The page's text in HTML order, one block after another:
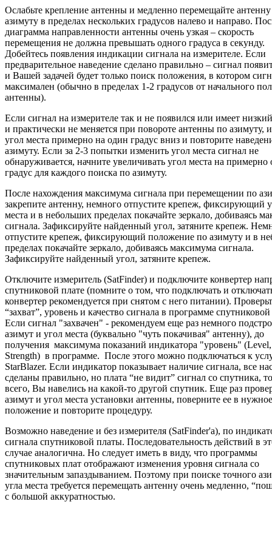
Ослабьте крепление антенны и медленно перемещайте
азимуту в пределах нескольких градусов налево и направо.
диаграмма направленности антенны очень узкая – скорость
перемещения не должна превышать одного градуса в секунду.
Добейтесь появления индикации сигнала на измерителе. Если
предварительное наведение сделано правильно – сигнал
и Вашей задачей будет только поиск положения, в котором
максимален (обычно в пределах 1-2 градусов от начального
антенны).
Если сигнал на измерителе так и не появился или имеет
и практически не меняется при повороте антенны по азимуту,
угол места примерно на один градус вниз и повторите
азимуту. Если за 2-3 попытки изменить угол места сигнал не
обнаруживается, начните увеличивать угол места на примерно
градус для каждого поиска по азимуту.
После нахождения максимума сигнала при перемещении по
закрепите антенну, немного отпустите крепеж, фиксирующий
места и в небольших пределах покачайте зеркало, добиваясь
сигнала. Зафиксируйте найденный угол, затяните крепеж.
отпустите крепеж, фиксирующий положение по азимуту и в
пределах покачайте зеркало, добиваясь максимума сигнала.
Зафиксируйте найденный угол, затяните крепеж.
Отключите измеритель (SatFinder) и подключите конвертер
спутниковой плате (помните о том, что подключать и
конвертер рекомендуется при снятом с него питании).
“захват”, уровень и качество сигнала в программе
Если cигнал "захвачен" - рекомендуем еще раз немного
азимут и угол места (буквально "чуть покачивая" антенну), до
получения максимума показаний индикатора "уровень" (Level,
Strength) в программе. После этого можно подключаться к
StarBlazer. Если индикатор показывает наличие сигнала, все
сделаны правильно, но плата “не видит” сигнал со спутника,
всего, Вы навелись на какой-то другой спутник. Еще раз
азимут и угол места установки антенны, поверните ее в нужное
положение и повторите процедуру.
Возможно наведение и без измерителя (SatFinder'а), по
сигнала спутниковой платы. Последовательность действий в
случае аналогична. Но следует иметь в виду, что программы
спутниковых плат отображают изменения уровня сигнала со
значительным запаздыванием. Поэтому при поиске точного
угла места требуется перемещать антенну очень медленно,
с большой аккуратностью.